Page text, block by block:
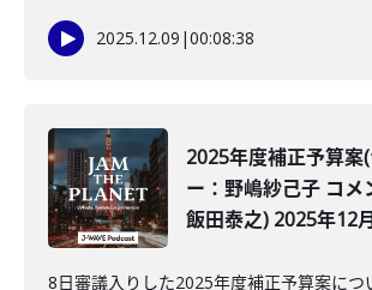
2025.12.09 |00:08:38
2025年度補正予算案
ー：野嶋紗己子 コメ
飯田泰之) 2025年12
8日審議入りした2025年度補正予算案につ